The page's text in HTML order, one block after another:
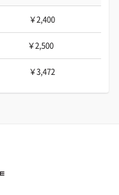
￥2,400
￥2,500
￥3,472